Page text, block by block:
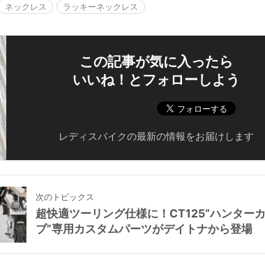
ネックレス ラッキーネックレス
この記事が気に入ったら
いいね！とフォローしよう
レディスバイクの最新の情報をお届けします
次のトピックス
超快適ツーリング仕様に！CT125“ハンターカ
ブ”専用カスタムパーツがデイトナから登場